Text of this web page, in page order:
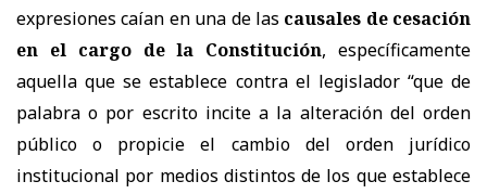
expresiones caían en una de las causales de cesación
en el cargo de la Constitución, específicamente
aquella que se establece contra el legislador “que de
palabra o por escrito incite a la alteración del orden
público o propicie el cambio del orden jurídico
institucional por medios distintos de los que establece